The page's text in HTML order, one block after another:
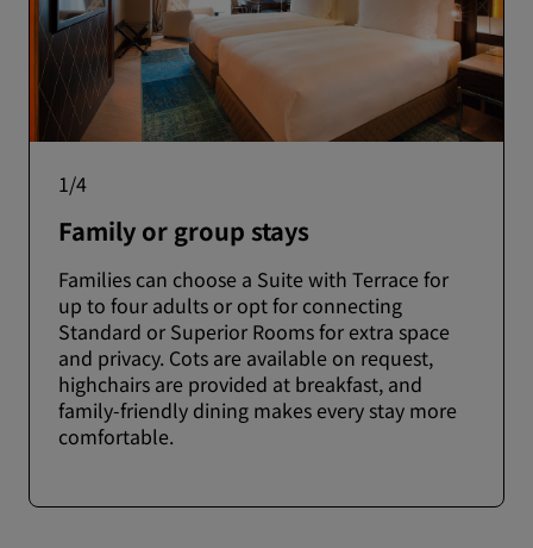
1/4
Family or group stays
Families can choose a Suite with Terrace for
up to four adults or opt for connecting
Standard or Superior Rooms for extra space
and privacy. Cots are available on request,
highchairs are provided at breakfast, and
family-friendly dining makes every stay more
comfortable.